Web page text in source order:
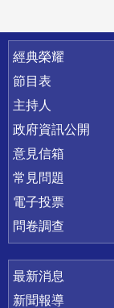
快速連結
經典榮耀
節目表
主持人
政府資訊公開
意見信箱
常見問題
電子投票
問卷調查
最新消息
新聞報導